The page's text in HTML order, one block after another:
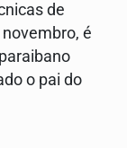
de
é
o pai do